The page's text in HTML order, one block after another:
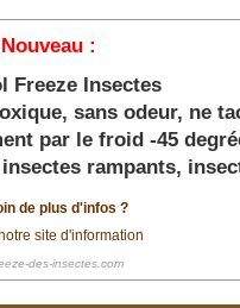
Nouveau :
Freeze Insectes
sans odeur, ne
par le froid -45
rampants,
de plus d'infos ?
site d'information
des-insectes.com